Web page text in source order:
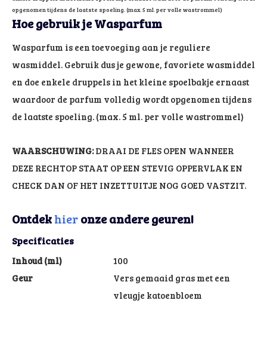
opgenomen tijdens de laatste spoeling. (max. 5 ml. per volle wastrommel)
Hoe gebruik je Wasparfum
Wasparfum is een toevoeging aan je reguliere
wasmiddel. Gebruik dus je gewone, favoriete wasmiddel
en doe enkele druppels in het kleine spoelbakje ernaast
waardoor de parfum volledig wordt opgenomen tijdens
de laatste spoeling. (max. 5 ml. per volle wastrommel)
WAARSCHUWING:DRAAI DE FLES OPEN WANNEER
DEZE RECHTOP STAAT OP EEN STEVIG OPPERVLAK EN
CHECK DAN OF HET INZETTUITJE NOG GOED VASTZIT.
Ontdekhieronze andere geuren!
Specificaties
Inhoud (ml)
100
Geur
Vers gemaaid gras met een
vleugje katoenbloem